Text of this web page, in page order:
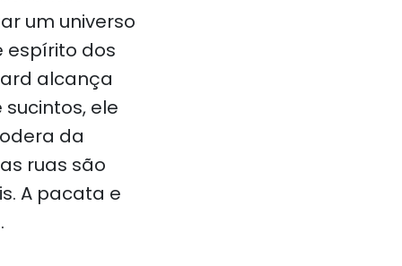
um universo
espírito dos
alcança
ele
da
ruas são
A pacata e